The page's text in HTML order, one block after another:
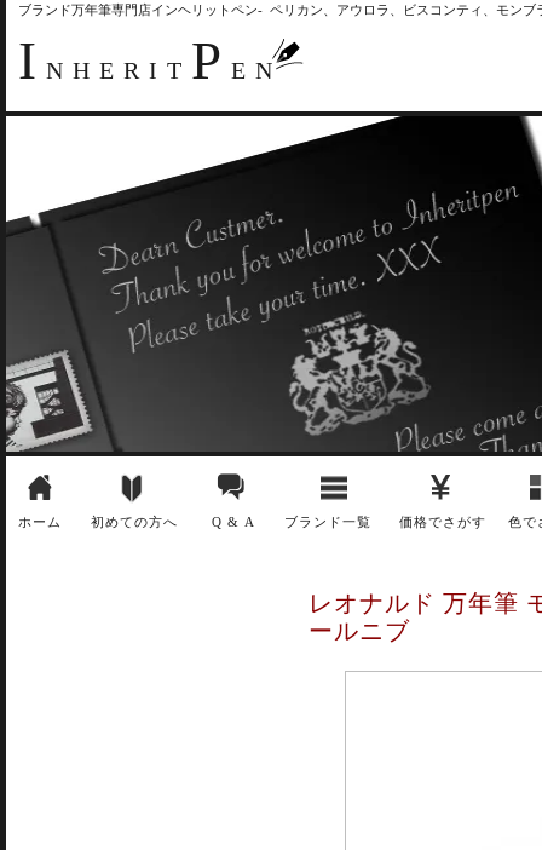
ブランド万年筆専門店インヘリットペン- ペリカン、アウロラ、ビスコンティ、モン
I NHERIT P EN
ホーム 初めての方へ Q & A ブランド一覧 価格でさがす 色で
レオナルド 万年筆
ールニブ